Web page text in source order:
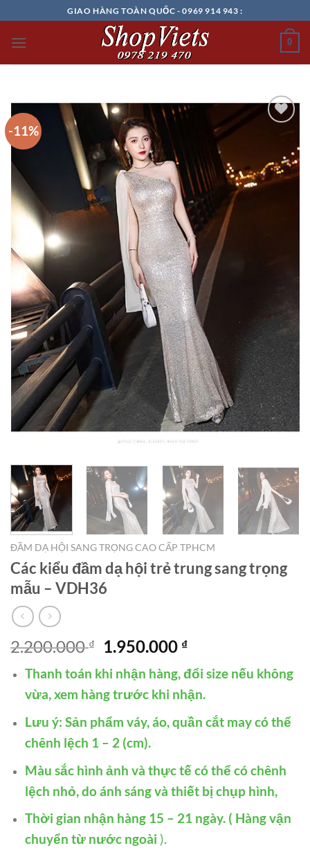
đến
nội
GIAO HÀNG TOÀN QUỐC - 0969 914 943 :
0
-11%
Add to
wishlist
ĐẦM DẠ HỘI SANG TRỌNG CAO CẤP TPHCM
Các kiểu đầm dạ hội trẻ trung sang trọng
mẫu – VDH36
2.200.000₫
Giá
là:
2.200.000 ₫.
1.950.000 ₫Giá
tại
là:
1.950.000 ₫.
Thanh toán khi nhận hàng, đổi size nếu không
vừa, xem hàng trước khi nhận.
Lưu ý: Sản phẩm váy, áo, quần cắt may có thể
chênh lệch 1 – 2 (cm).
Màu sắc hình ảnh và thực tế có thể có chênh
lệch nhỏ, do ánh sáng và thiết bị chụp hình,
Thời gian nhận hàng 15 – 21 ngày. ( Hàng vận
chuyển từ nước ngoài ).